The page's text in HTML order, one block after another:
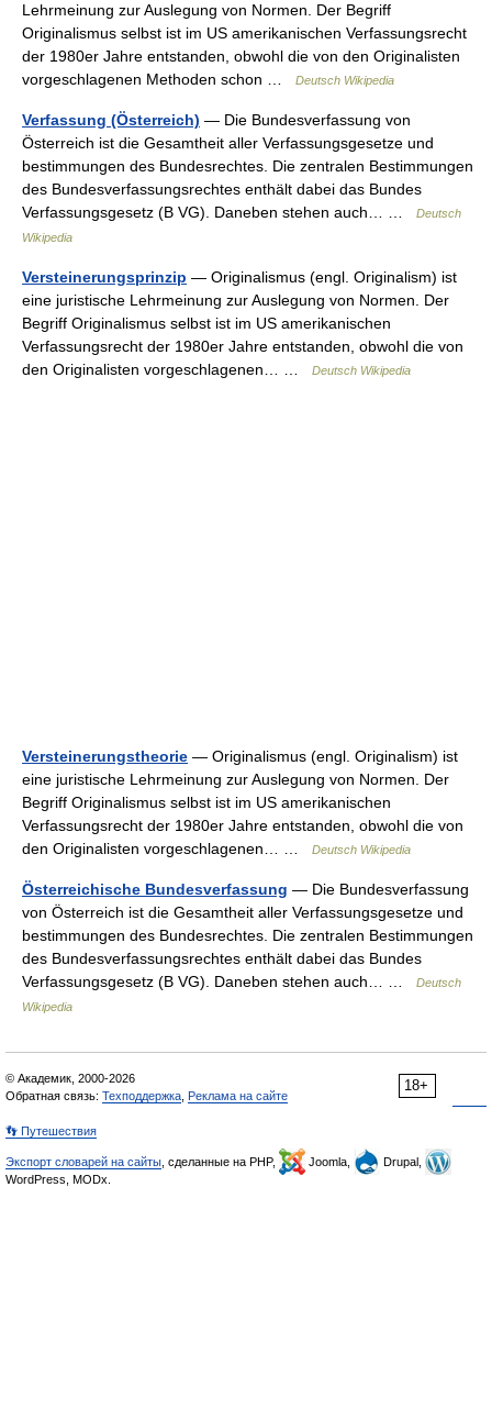
Lehrmeinung zur Auslegung von Normen. Der Begriff
Originalismus selbst ist im US amerikanischen Verfassungsrecht
der 1980er Jahre entstanden, obwohl die von den Originalisten
vorgeschlagenen Methoden schon …
Deutsch Wikipedia
Verfassung (Österreich) — Die Bundesverfassung von
Österreich ist die Gesamtheit aller Verfassungsgesetze und
bestimmungen des Bundesrechtes. Die zentralen Bestimmungen
des Bundesverfassungsrechtes enthält dabei das Bundes
Verfassungsgesetz (B VG). Daneben stehen auch… …
Deutsch
Wikipedia
Versteinerungsprinzip — Originalismus (engl. Originalism) ist
eine juristische Lehrmeinung zur Auslegung von Normen. Der
Begriff Originalismus selbst ist im US amerikanischen
Verfassungsrecht der 1980er Jahre entstanden, obwohl die von
den Originalisten vorgeschlagenen… …
Deutsch Wikipedia
Versteinerungstheorie — Originalismus (engl. Originalism) ist
eine juristische Lehrmeinung zur Auslegung von Normen. Der
Begriff Originalismus selbst ist im US amerikanischen
Verfassungsrecht der 1980er Jahre entstanden, obwohl die von
den Originalisten vorgeschlagenen… …
Deutsch Wikipedia
Österreichische Bundesverfassung — Die Bundesverfassung
von Österreich ist die Gesamtheit aller Verfassungsgesetze und
bestimmungen des Bundesrechtes. Die zentralen Bestimmungen
des Bundesverfassungsrechtes enthält dabei das Bundes
Verfassungsgesetz (B VG). Daneben stehen auch… …
Deutsch
Wikipedia
18+
© Академик, 2000-2026
Обратная связь: Техподдержка Реклама на сайте
👣 Путешествия
Экспорт словарей на сайты , сделанные на PHP, Joomla,
Drupal,
WordPress, MODx.